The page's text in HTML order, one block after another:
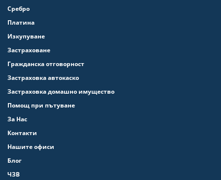
Сребро
Платина
Изкупуване
Застраховане
Гражданска отговорност
Застраховка автокаско
Застраховка домашно имущество
Помощ при пътуване
За Нас
Контакти
Нашите офиси
Блог
ЧЗВ